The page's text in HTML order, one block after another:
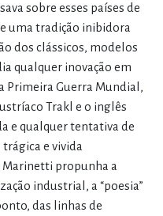
sobre esses países de
uma tradição inibidora
dos clássicos, modelos
qualquer inovação em
Primeira Guerra Mundial,
Trakl e o inglês
e qualquer tentativa de
e vivida
Marinetti propunha a
industrial, a “poesia”
das linhas de